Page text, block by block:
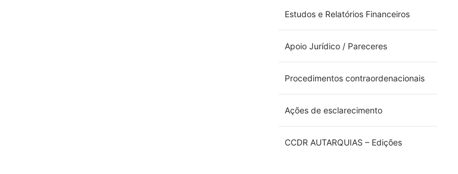
Estudos e Relatórios Financeiros
Apoio Jurídico / Pareceres
Procedimentos contraordenacionais
Ações de esclarecimento
CCDR AUTARQUIAS – Edições